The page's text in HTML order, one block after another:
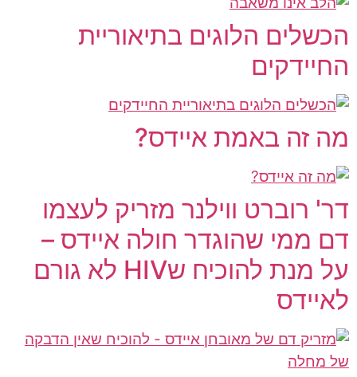
הכשלים הלוגים בתיאוריית
החיידקים
מה זה באמת איידס?
דר' רוברט ווילנר מזריק לעצמו
דם ממי שהוגדר חולה איידס –
על מנת להוכיח שHIV לא גורם
לאיידס